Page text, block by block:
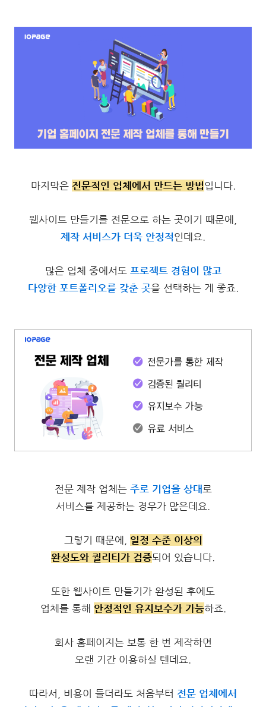
마지막은 전문적인 업체에서 만드는 방법입니다.
웹사이트 만들기를 전문으로 하는 곳이기 때문에,
제작 서비스가 더욱 안정적인데요.
많은 업체 중에서도 프로젝트 경험이 많고
다양한 포트폴리오를 갖춘 곳을 선택하는 게 좋죠.
전문 제작 업체는 주로 기업을 상대로
서비스를 제공하는 경우가 많은데요.
그렇기 때문에, 일정 수준 이상의
완성도와 퀄리티가 검증되어 있습니다.
또한 웹사이트 만들기가 완성된 후에도
업체를 통해 안정적인 유지보수가 가능하죠.
회사 홈페이지는 보통 한 번 제작하면
오랜 기간 이용하실 텐데요.
따라서, 비용이 들더라도 처음부터 전문 업체에서